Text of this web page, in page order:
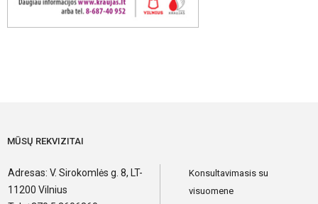
MŪSŲ REKVIZITAI
Adresas: V. Sirokomlės g. 8, LT-
11200 Vilnius
Konsultavimasis su
visuomene